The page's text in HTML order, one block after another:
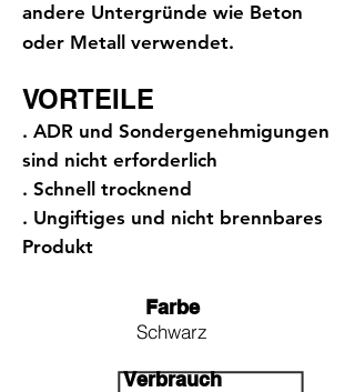
andere Untergründe wie Beton
oder Metall verwendet.
VORTEILE
. ADR und Sondergenehmigungen
sind nicht erforderlich
. Schnell trocknend
. Ungiftiges und nicht brennbares
Produkt
Farbe
Schwarz
Verbrauch